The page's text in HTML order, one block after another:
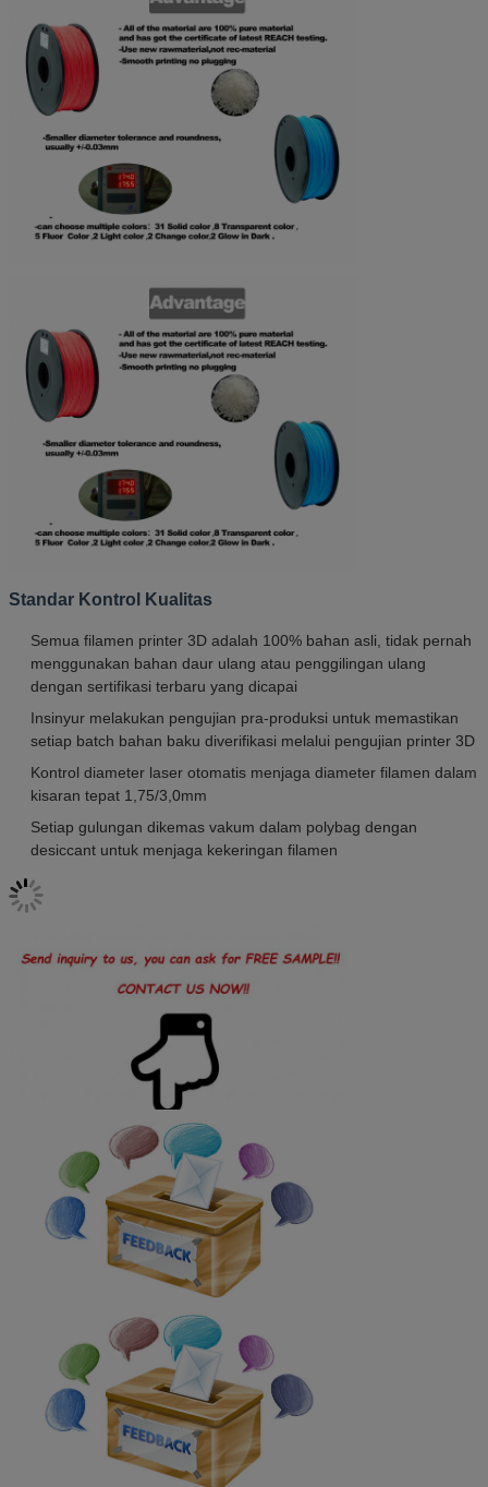
Standar Kontrol Kualitas
Semua filamen printer 3D adalah 100% bahan asli, tidak pernah
menggunakan bahan daur ulang atau penggilingan ulang
dengan sertifikasi terbaru yang dicapai
Insinyur melakukan pengujian pra-produksi untuk memastikan
setiap batch bahan baku diverifikasi melalui pengujian printer 3D
Kontrol diameter laser otomatis menjaga diameter filamen dalam
kisaran tepat 1,75/3,0mm
Setiap gulungan dikemas vakum dalam polybag dengan
desiccant untuk menjaga kekeringan filamen